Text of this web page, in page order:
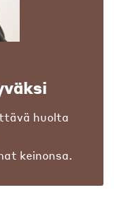
huolta
keinonsa.